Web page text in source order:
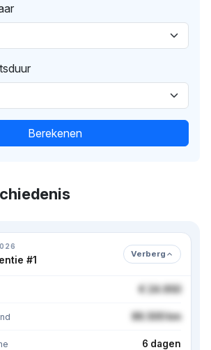
Berekenen
#1 Verberg
€ 24.950
86.500 km
6 dagen